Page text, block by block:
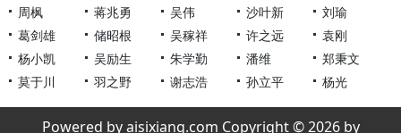
周枫
蒋兆勇 吴伟 沙叶新
刘瑜
葛剑雄
储昭根 吴稼祥 许之远
袁刚
杨小凯
吴励生 朱学勤 潘维
郑秉文
莫于川
羽之野 谢志浩 孙立平 杨光
Powered by aisixiang.com Copyright © 2026 by